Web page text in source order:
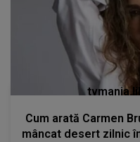
Cum arată Carmen
mâncat desert zilnic